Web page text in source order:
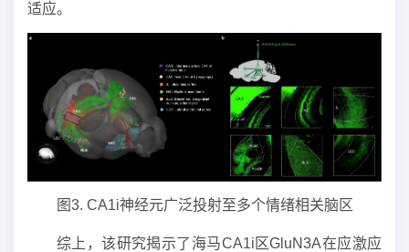
适应。
图3. CA1i神经元广泛投射至多个情绪相关脑区
综上，该研究揭示了海马CA1i区GluN3A在应激应